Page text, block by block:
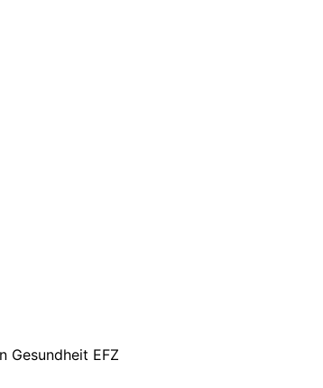
Gesundheit EFZ